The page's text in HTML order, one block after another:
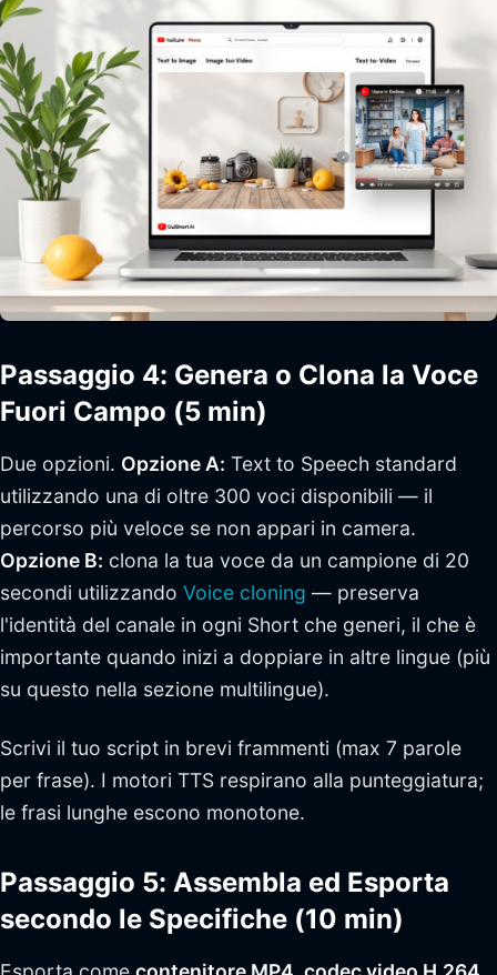
Passaggio 4: Genera o Clona la Voce
Fuori Campo (5 min)
Due opzioni. Opzione A: Text to Speech standard
utilizzando una di oltre 300 voci disponibili — il
percorso più veloce se non appari in camera.
Opzione B: clona la tua voce da un campione di 20
secondi utilizzando Voice cloning — preserva
l'identità del canale in ogni Short che generi, il che è
importante quando inizi a doppiare in altre lingue (più
su questo nella sezione multilingue).
Scrivi il tuo script in brevi frammenti (max 7 parole
per frase). I motori TTS respirano alla punteggiatura;
le frasi lunghe escono monotone.
Passaggio 5: Assembla ed Esporta
secondo le Specifiche (10 min)